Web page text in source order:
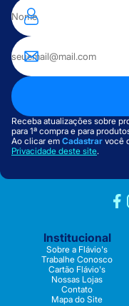
Receba atualizações sobre
para 1ª compra e para
Ao clicar em Cadastrar você
Privacidade deste site.
Institucional
Sobre a Flávio's
Trabalhe Conosco
Cartão Flávio's
Nossas Lojas
Contato
Mapa do Site